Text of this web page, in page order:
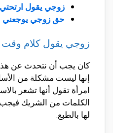
زوجي يقول ارتحتي
حق زوجي يوجعني
زوجي يقول كلام وقت
كان يجب أن نتحدث عن
إنها ليست مشكلة من
امرأة تقول أنها تشعر
الكلمات من الشريك
لها بالطبع.